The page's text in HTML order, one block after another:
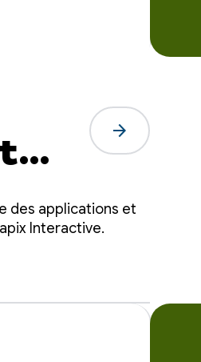
arrow_forward
des applications et
Interactive.